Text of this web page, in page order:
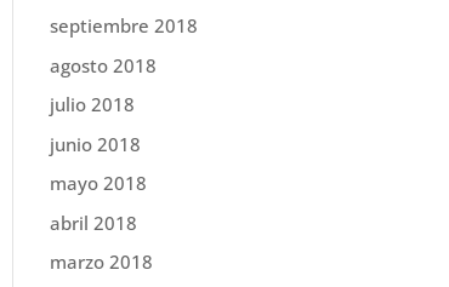
septiembre 2018
agosto 2018
julio 2018
junio 2018
mayo 2018
abril 2018
marzo 2018